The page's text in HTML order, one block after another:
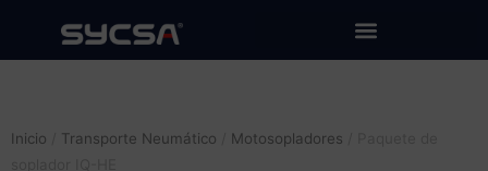
contenido
Inicio Transporte Neumático Motosopladores